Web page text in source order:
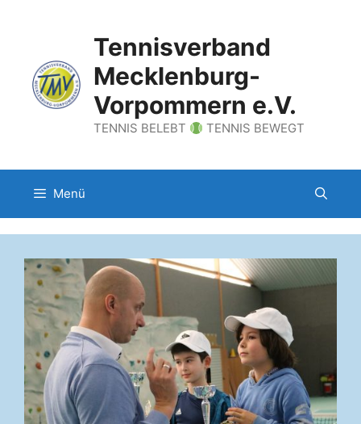
Tennisverband
Mecklenburg-
Vorpommern e.V.
TENNIS BELEBT TENNIS BEWEGT
Menü